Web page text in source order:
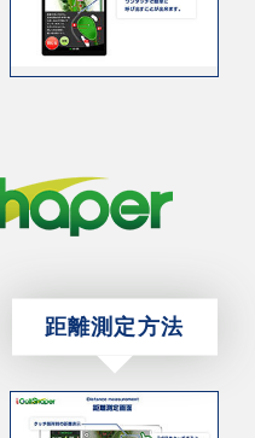
距離測定方法